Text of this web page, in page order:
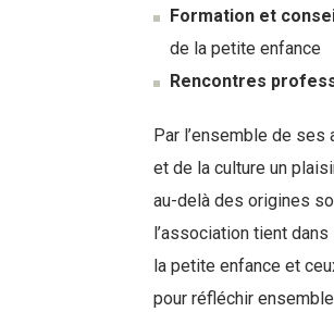
Formation et
de la petite enfance
Rencontres
Par l’ensemble de ses
et de la culture un
au-delà des origines
l’association tient
la petite enfance et
pour réfléchir